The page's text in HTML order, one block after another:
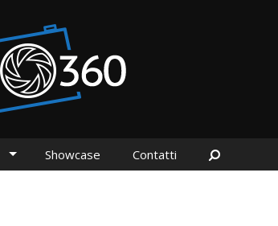
Showcase Contatti